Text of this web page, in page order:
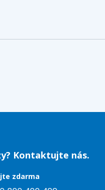
Kontaktujte nás.
zdarma